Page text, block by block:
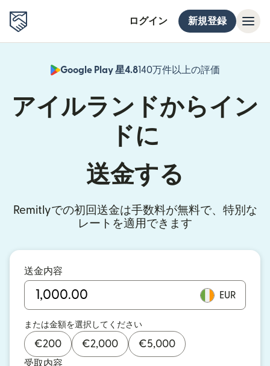
ログイン 新規登録
Google Play 星4.8140万件以上の評価
（別ウィン
アイルランドからイン
ドに
送金する
Remitlyでの初回送金は手数料が無料で、特別な
レートを適用できます
送金内容
EUR
または金額を選択してください
€200 €2,000 €5,000
受取内容